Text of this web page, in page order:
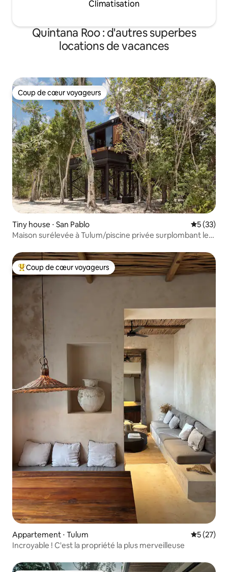
Climatisation
Quintana Roo : d'autres superbes
locations de vacances
Coup de cœur voyageurs
Coup de cœur voyageurs
Tiny house ⋅ San Pablo
5 (33)
Maison surélevée à Tulum/piscine privée surplombant le
Coups de cœur voyageurs les plus appréciés
Coup de cœur voyageurs
Appartement ⋅ Tulum
5 (27)
Incroyable ! C'est la propriété la plus merveilleuse